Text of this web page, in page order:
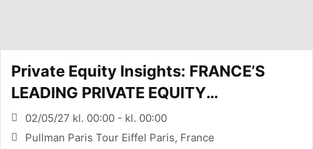
Private Equity Insights: FRANCE’S
LEADING PRIVATE EQUITY
CONFERENCE (PARIS, FR)
02/05/27 kl. 00:00 - kl. 00:00
Pullman Paris Tour Eiffel Paris, France